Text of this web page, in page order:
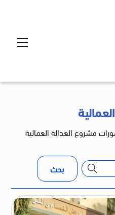
مشروع العدالة العمالية
بحث